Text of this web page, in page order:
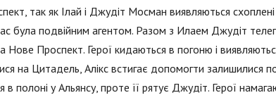
так як Ілай і Джудіт Мосман виявляються
була подвійним агентом. Разом з Илаем Джудіт
Нове Проспект. Герої кидаються в погоню і
на Цитадель, Алікс встигає допомогти залишилися
в полоні у Альянсу, проте її рятує Джудіт. Герої